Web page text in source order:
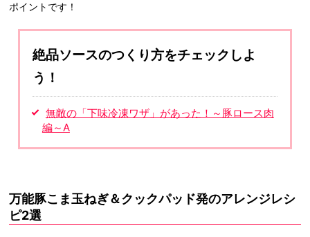
ポイントです！
絶品ソースのつくり方をチェックしよ
う！
無敵の「下味冷凍ワザ」があった！～豚ロース肉
編～A
万能豚こま玉ねぎ＆クックパッド発のアレンジレシ
ピ2選